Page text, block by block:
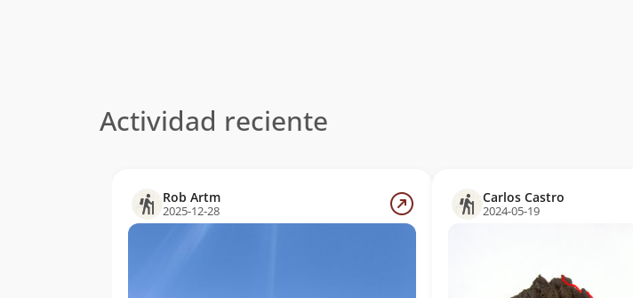
Actividad reciente
Rob Artm
2025-12-28
Carlos Castro
2024-05-19